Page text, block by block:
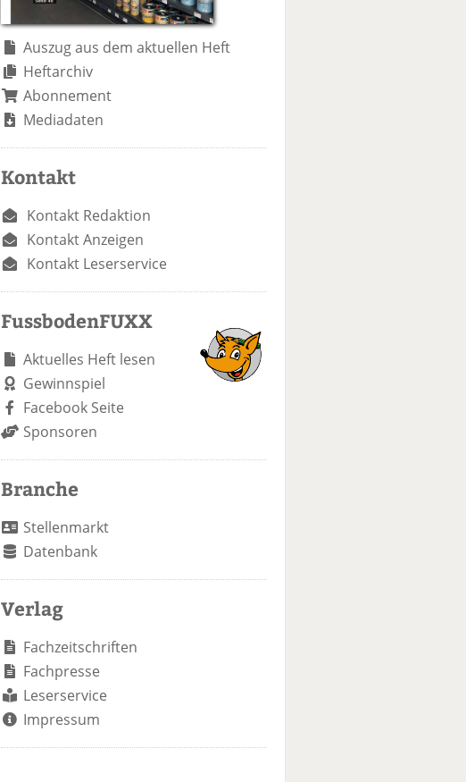
Auszug aus dem aktuellen Heft
Heftarchiv
Abonnement
Mediadaten
Kontakt
Kontakt Redaktion
Kontakt Anzeigen
Kontakt Leserservice
FussbodenFUXX
Aktuelles Heft lesen
Gewinnspiel
Facebook Seite
Sponsoren
Branche
Stellenmarkt
Datenbank
Verlag
Fachzeitschriften
Fachpresse
Leserservice
Impressum